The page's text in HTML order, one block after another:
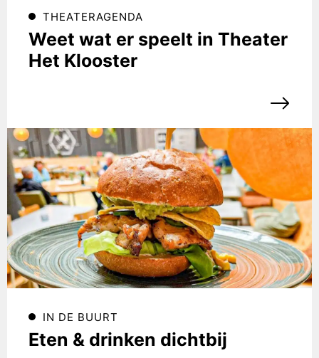
THEATERAGENDA
Weet wat er speelt in Theater
Het Klooster
IN DE BUURT
Eten & drinken dichtbij